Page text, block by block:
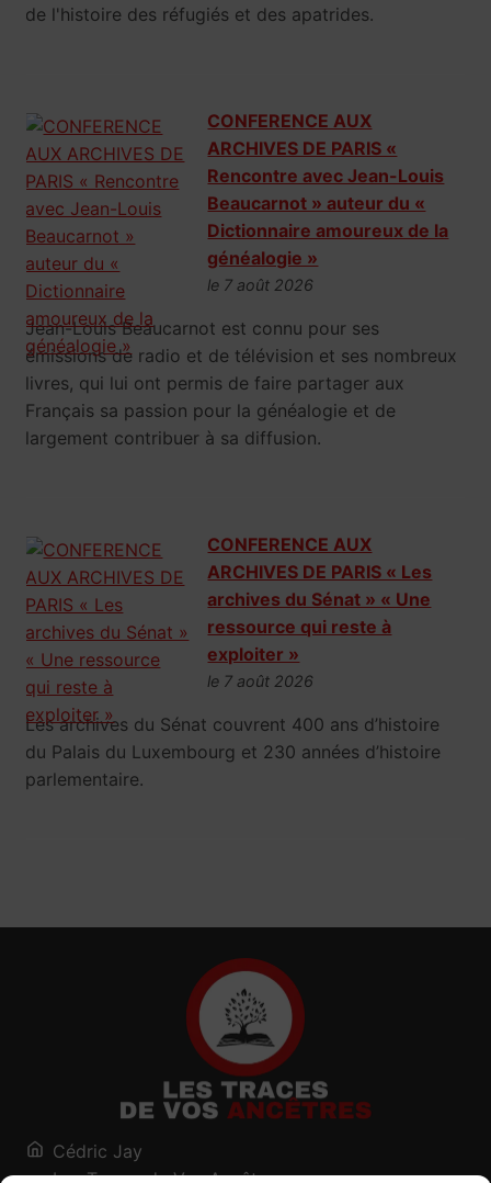
de l'histoire des réfugiés et des apatrides.
CONFERENCE AUX
ARCHIVES DE PARIS «
Rencontre avec Jean-Louis
Beaucarnot » auteur du «
Dictionnaire amoureux de la
généalogie »
le 7 août 2026
Jean-Louis Beaucarnot est connu pour ses
émissions de radio et de télévision et ses nombreux
livres, qui lui ont permis de faire partager aux
Français sa passion pour la généalogie et de
largement contribuer à sa diffusion.
CONFERENCE AUX
ARCHIVES DE PARIS « Les
archives du Sénat » « Une
ressource qui reste à
exploiter »
le 7 août 2026
Les archives du Sénat couvrent 400 ans d’histoire
du Palais du Luxembourg et 230 années d’histoire
parlementaire.
Cédric Jay